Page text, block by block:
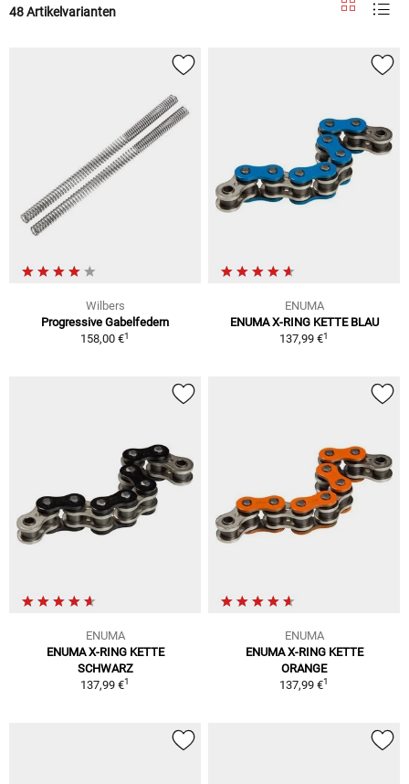
48 Artikelvarianten
Wilbers
Progressive Gabelfedern
158,00 €1
ENUMA
ENUMA X-RING KETTE BLAU
137,99 €1
ENUMA
ENUMA X-RING KETTE
SCHWARZ
137,99 €1
ENUMA
ENUMA X-RING KETTE
ORANGE
137,99 €1